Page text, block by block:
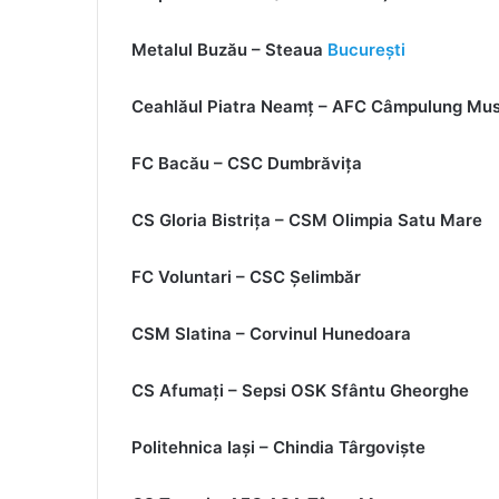
Metalul Buzău – Steaua București
Ceahlăul Piatra Neamț – AFC Câmpulung
FC Bacău – CSC Dumbrăvița
CS Gloria Bistrița – CSM Olimpia Satu Mare
FC Voluntari – CSC Șelimbăr
CSM Slatina – Corvinul Hunedoara
CS Afumați – Sepsi OSK Sfântu Gheorghe
Politehnica Iași – Chindia Târgoviște